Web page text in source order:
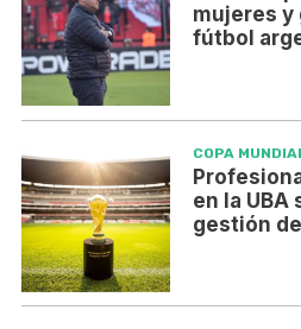
mujeres y
fútbol
COPA
en la UBA
gestión